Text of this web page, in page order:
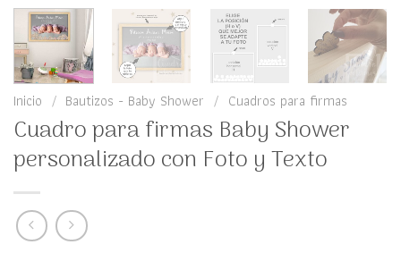
Inicio / Bautizos - Baby Shower / Cuadros para firmas
Cuadro para firmas Baby Shower
personalizado con Foto y Texto